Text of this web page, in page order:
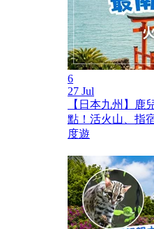
6
27 Jul
【日本九州】鹿
點！活火山、指
度遊